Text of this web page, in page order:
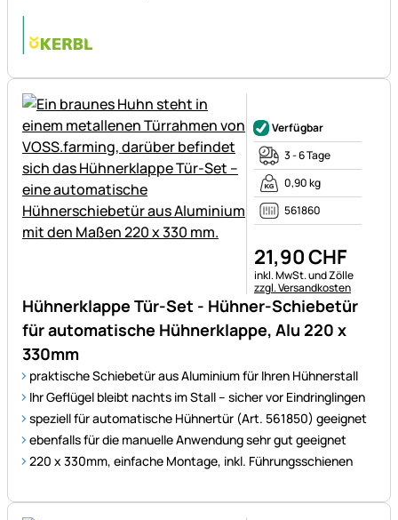
Hühnerklappe Tür-Set - Hühner-Schiebetür
für automatische Hühnerklappe, Alu 220 x
330mm
praktische Schiebetür aus Aluminium für Ihren Hühnerstall
Ihr Geflügel bleibt nachts im Stall – sicher vor Eindringlingen
speziell für automatische Hühnertür (Art. 561850) geeignet
ebenfalls für die manuelle Anwendung sehr gut geeignet
220 x 330mm, einfache Montage, inkl. Führungsschienen
Verfügbar
3 - 6 Tage
0,90 kg
561860
21,90CHF
Steuerhinweis:
inkl. MwSt. und Zölle
zzgl. Versandkosten